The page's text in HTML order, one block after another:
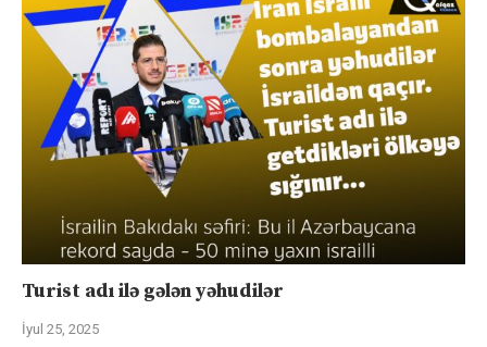
Turist adı ilə gələn yəhudilər
İyul 25, 2025